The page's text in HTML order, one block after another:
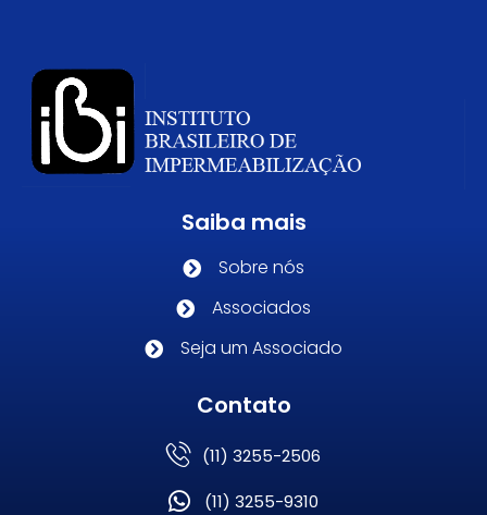
Saiba mais
Sobre nós
Associados
Seja um Associado
Contato
(11) 3255-2506
(11) 3255-9310